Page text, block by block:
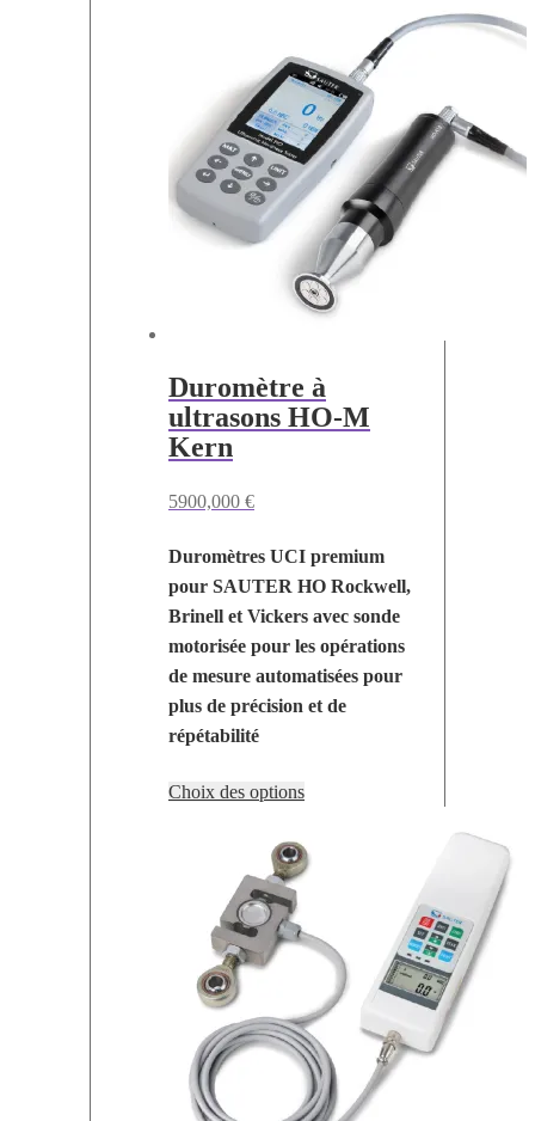
Duromètre à
ultrasons HO-M
Kern
5900,000 €
Duromètres UCI premium
pour SAUTER HO Rockwell,
Brinell et Vickers avec sonde
motorisée pour les opérations
de mesure automatisées pour
plus de précision et de
répétabilité
Choix des optionsCe
a
plusieurs
Les
options
peuvent
être
choisies
sur